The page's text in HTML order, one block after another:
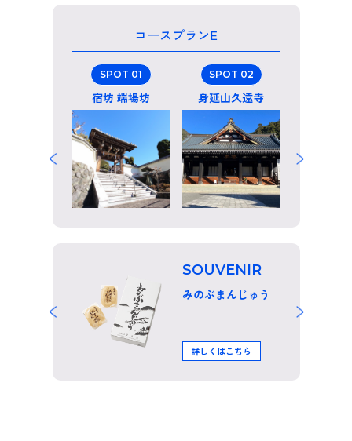
コースプランE
SPOT 01
宿坊 端場坊
SPOT 02
身延山久遠寺
SOUVENIR
みのぶまんじゅう
詳しくはこちら